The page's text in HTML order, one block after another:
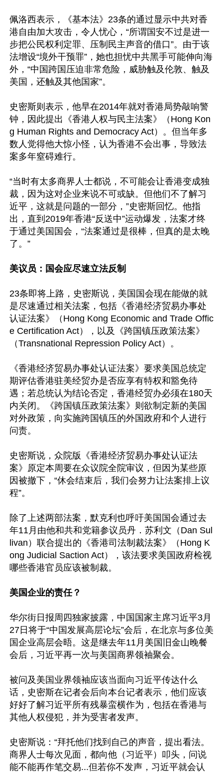
佩洛西表示，《基本法》23条的通过显示中共对香
港自由加大攻击，令人忧心，“所谓国安不过是进一
步把公民权利定罪、压制民主声音的借口”。由于该
法增设“境外干预罪”，她也担忧中共黑手可能伸向海
外，“中国跨国压迫非常危险，威胁触及伦敦、触及
美国，还触及其他国家”。
史密斯则表示，他早在2014年就对香港局势敲响警
钟，因此提出《香港人权与民主法案》（Hong Kon
g Human Rights and Democracy Act）。但当年多
数人觉得他大惊小怪，认为香港不会出事，导致法
案多年窒碍难行。
“当时有太多商界人士都说，不可能会让香港变成独
裁，因为这对企业来说不可或缺。但他们不了解习
近平，这就是问题的一部分，”史密斯回忆。他指
出，直到2019年香港“反送中”运动爆发，法案才终
于通过美国国会，“法案通过是很棒，但真的是太晚
了。”
美议员：国会应尽速立法反制
23条即将上路，史密斯说，美国国会现在能做的就
是尽速通过相关法案，包括《香港经济贸易办事处
认证法案》（Hong Kong Economic and Trade Offic
e Certification Act），以及《跨国镇压政策法案》
（Transnational Repression Policy Act）。
《香港经济贸易办事处认证法案》要求美国总统定
期评估香港驻美经贸办是否应享有特权和豁免待
遇；若总统认为结论否定，香港经贸办必须在180天
内关闭。《跨国镇压政策法案》则欲制定新的美国
对外政策，向实施跨国镇压的外国政府和个人进行
问责。
史密斯说，众院版《香港经济贸易办事处认证法
案》原定本周要在众议院全院审议，但因为某些原
因被撤下，“休会结束后，我们会努力让法案排上议
程”。
除了上述两部法案，默克利也呼吁美国国会通过去
年11月由他和共和党籍参议员丹．苏利文（Dan Sul
livan）联合提出的《香港司法制裁法案》（Hong K
ong Judicial Saction Act），该法要求美国政府检视
哪些香港官员应该被制裁。
美国企业的责任？
华尔街日报周四独家披露，中国国家主席习近平3月
27日将于“中国发展高层论坛”会后，在北京与多位美
国企业高层会晤。这是继去年11月美国旧金山晚餐
会后，习近平再一次与美国商界领袖聚会。
被问及美国业界领袖应该当面向习近平传达什么
话，史密斯在记者会后向本台记者表示，他们应该
好好了解习近平所有残暴蛮横作为，包括在香港与
其他人权侵犯，并为受害者发声。
史密斯说：“拜托他们找到自己的声音，提出看法。
商界人士每次见面，都向他（习近平）叩头，问说
能不能再作笔交易...但若你不发声，习近平就会认